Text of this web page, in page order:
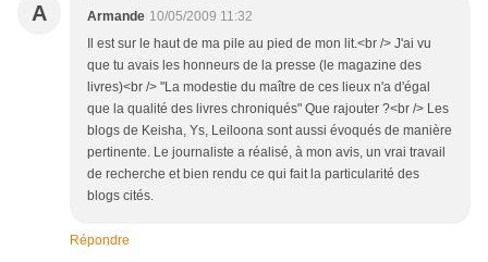
A Armande 10/05/2009 11:32
Il est sur le haut de ma pile au pied de mon lit.<br /> J'ai vu
que tu avais les honneurs de la presse (le magazine des
livres)<br /> "La modestie du maître de ces lieux n'a d'égal
que la qualité des livres chroniqués" Que rajouter ?<br /> Les
blogs de Keisha, Ys, Leiloona sont aussi évoqués de manière
pertinente. Le journaliste a réalisé, à mon avis, un vrai travail
de recherche et bien rendu ce qui fait la particularité des
blogs cités.
Répondre